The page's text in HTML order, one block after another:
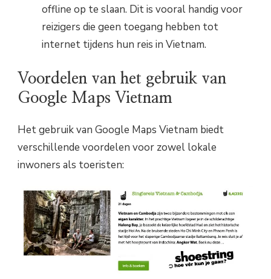
offline op te slaan. Dit is vooral handig voor
reizigers die geen toegang hebben tot
internet tijdens hun reis in Vietnam.
Voordelen van het gebruik van
Google Maps Vietnam
Het gebruik van Google Maps Vietnam biedt
verschillende voordelen voor zowel lokale
inwoners als toeristen: